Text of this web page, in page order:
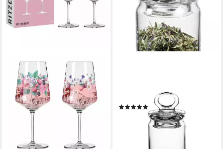
(1)
9,95 €
lieferbar - in 4-5 Werktagen bei dir